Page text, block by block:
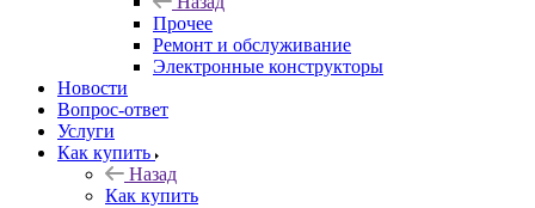
Прочее
Ремонт и обслуживание
Электронные конструкторы
Новости
Вопрос-ответ
Услуги
Как купить
Назад
Как купить